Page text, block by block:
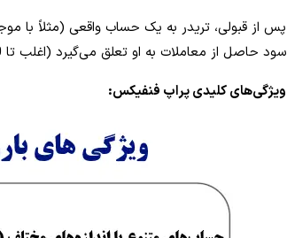
سود حاصل از معاملات به او تعلق می‌گیرد (اغلب تا 80%).
ویژگی‌های کلیدی پراپ فنفیکس: